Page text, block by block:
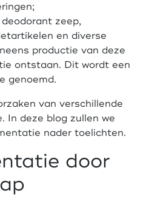
zeep,
en diverse
productie van deze
ontstaan. Dit wordt een
genoemd.
van verschillende
In deze blog zullen we
nader toelichten.
door